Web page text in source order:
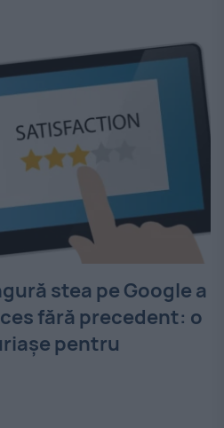
stea pe Google a
fără precedent: o
pentru